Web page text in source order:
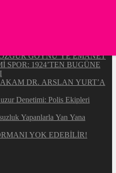
ACI GÜNÜ
BÜLENT ÖZMEN’DEN
Yıldız, Uluslararası
GÖYNÜ’YE EMANET
SPOR: 1924’TEN BUGÜNE
DR. ARSLAN YURT’A
Denetimi: Polis Ekipleri
Yapanlarla Yan Yana
YOK EDEBİLİR!